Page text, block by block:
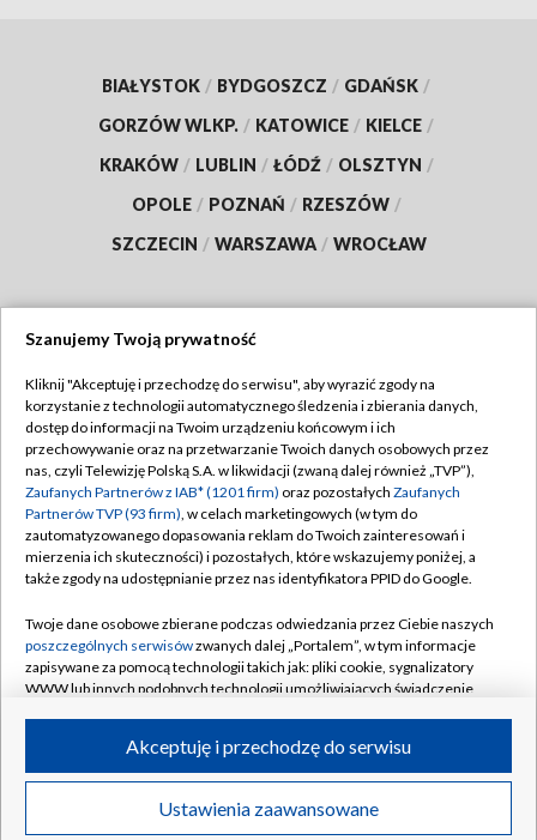
BIAŁYSTOK / BYDGOSZCZ / GDAŃSK /
GORZÓW WLKP. / KATOWICE / KIELCE /
KRAKÓW / LUBLIN / ŁÓDŹ / OLSZTYN /
OPOLE / POZNAŃ / RZESZÓW /
SZCZECIN / WARSZAWA / WROCŁAW
TVP
Abonament TVP
Emisja w TVP
Centrum informacji TVP
Naziemna Telewizja Cyfrowa
Rada Programowa
System NOS
Informacje o nadawcy
Program dla prasy
Ogłoszenie przetargowe
Regulamin TVP
Polityka prywatności
Moje zgody
Pomoc
Kontakt
Kanały
©2026 Telewizja Polska S.A. w likwidacji
Szanujemy Twoją prywatność
Kliknij "Akceptuję i przechodzę do serwisu", aby wyrazić zgody na
korzystanie z technologii automatycznego śledzenia i zbierania danych,
dostęp do informacji na Twoim urządzeniu końcowym i ich
przechowywanie oraz na przetwarzanie Twoich danych osobowych przez
nas, czyli Telewizję Polską S.A. w likwidacji (zwaną dalej również „TVP”),
Zaufanych Partnerów z IAB* (1201 firm) oraz pozostałych Zaufanych
Partnerów TVP (93 firm), w celach marketingowych (w tym do
zautomatyzowanego dopasowania reklam do Twoich zainteresowań i
mierzenia ich skuteczności) i pozostałych, które wskazujemy poniżej, a
także zgody na udostępnianie przez nas identyfikatora PPID do Google.
Twoje dane osobowe zbierane podczas odwiedzania przez Ciebie naszych
poszczególnych serwisówzwanych dalej „Portalem”, w tym informacje
zapisywane za pomocą technologii takich jak: pliki cookie, sygnalizatory
WWW lub innych podobnych technologii umożliwiających świadczenie
ruchu w Internecie.
Twoje dane osobowe zbierane podczas odwiedzania przez Ciebie
poszczególnych serwisówna Portalu, takie jak adresy IP, identyfikatory
Ustawienia zaawansowane
Akceptuję i przechodzę do serwisu